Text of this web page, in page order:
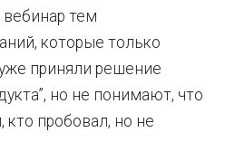
тем
которые только
приняли решение
но не понимают, что
кто пробовал, но не